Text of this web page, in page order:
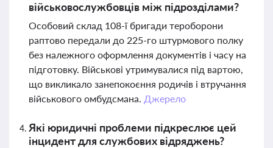
військовослужбовців між підрозділами?
Особовий склад 108-ї бригади тероборони
раптово передали до 225-го штурмового полку
без належного оформлення документів і часу на
підготовку. Військові утримувалися під вартою,
що викликало занепокоєння родичів і втручання
військового омбудсмана. Джерело
Які юридичні проблеми підкреслює цей
інцидент для службових відряджень?